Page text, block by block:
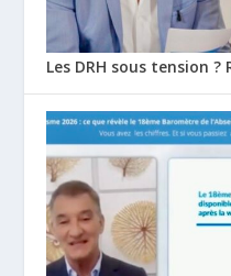
Les DRH sous tension ?